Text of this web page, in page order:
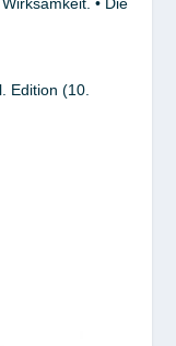
• Die
Edition (10.